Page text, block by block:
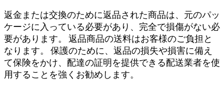
返金または交換のために返品された商品は、元のパッ
ケージに入っている必要があり、完全で損傷がない必
要があります。 返品商品の送料はお客様のご負担と
なります。 保護のために、返品の損失や損害に備え
て保険をかけ、配達の証明を提供できる配送業者を使
用することを強くお勧めします。